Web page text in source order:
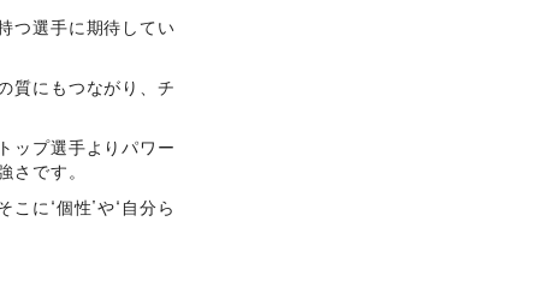
つ選手に期待してい
質にもつながり、チ
ップ選手よりパワー
さです。
に“個性”や“自分ら